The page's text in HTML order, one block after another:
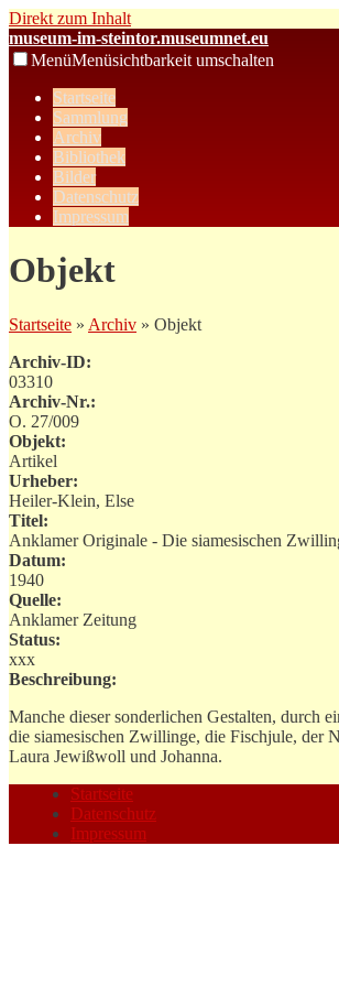
Direkt zum Inhalt
museum-im-steintor.museumnet.eu
MenüMenüsichtbarkeit umschalten
Startseite
Sammlung
Archiv
Bibliothek
Bilder
Datenschutz
Impressum
Objekt
Startseite » Archiv » Objekt
Archiv-ID:
03310
Archiv-Nr.:
O. 27/009
Objekt:
Artikel
Urheber:
Heiler-Klein, Else
Titel:
Anklamer Originale - Die siamesischen
Datum:
1940
Quelle:
Anklamer Zeitung
Status:
xxx
Beschreibung:
Manche dieser sonderlichen Gestalten, durch
die siamesischen Zwillinge, die Fischjule, der
Laura Jewißwoll und Johanna.
Startseite
Datenschutz
Impressum